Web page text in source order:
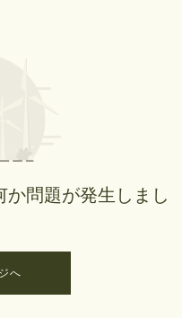
問題が発生しまし
へ